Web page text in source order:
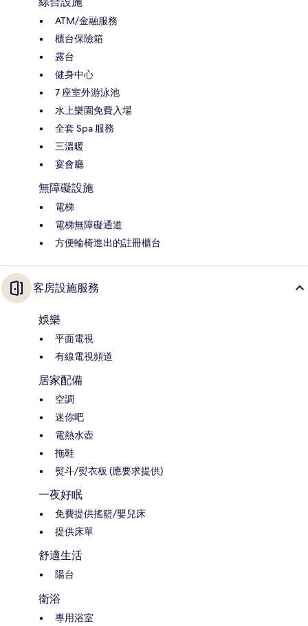
ATM/金融服務
櫃台保險箱
露台
健身中心
7 座室外游泳池
水上樂園免費入場
全套 Spa 服務
三溫暖
宴會廳
無障礙設施
電梯
電梯無障礙通道
方便輪椅進出的註冊櫃台
客房設施服務
娛樂
平面電視
有線電視頻道
居家配備
空調
迷你吧
電熱水壺
拖鞋
熨斗/熨衣板 (應要求提供)
一夜好眠
免費提供搖籃/嬰兒床
提供床單
舒適生活
陽台
衛浴
專用浴室